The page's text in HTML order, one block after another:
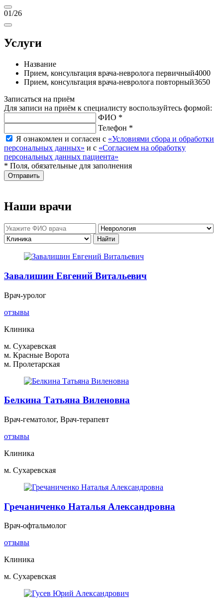
01/26
Услуги
Название
Прием, консультация врача-невролога первичный4000
Прием, консультация врача-невролога повторный3650
Записаться на приём
Для записи на приём к специалисту воспользуйтесь формой:
ФИО *
Телефон *
Я ознакомлен и согласен с «Условиями сбора и обработки
персональных данных» и с «Согласием на обработку
персональных данных пациента»
* Поля, обязательные для заполнения
Отправить
Наши врачи
Завалишин Евгений Витальевич
Врач-уролог
отзывы
Клиника
м. Сухаревская
м. Красные Ворота
м. Пролетарская
Белкина Татьяна Виленовна
Врач-гематолог, Врач-терапевт
отзывы
Клиника
м. Сухаревская
Гречаниченко Наталья Александровна
Врач-офтальмолог
отзывы
Клиника
м. Сухаревская